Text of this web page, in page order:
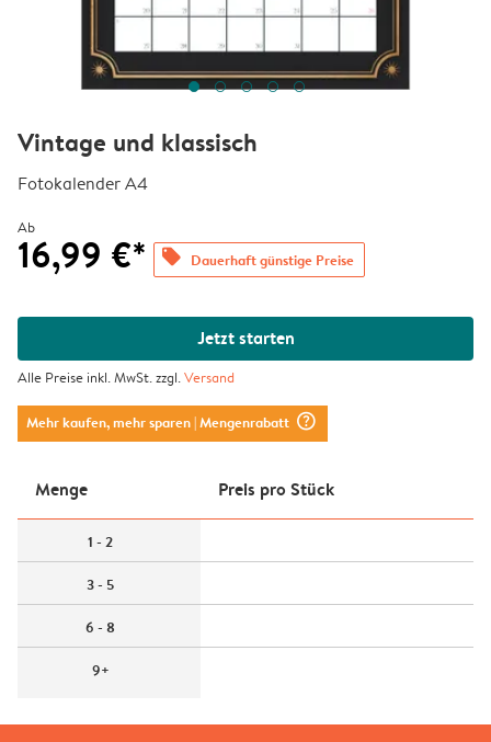
Vintage und klassisch
Fotokalender A4
Ab
16,99 €* offers Dauerhaft günstige Preise
Jetzt starten
Alle Preise inkl. MwSt. zzgl.Versand
Mehr kaufen, mehr sparen| Mengenrabatt question_mark_circle
Menge Preis pro Stück
1 - 2
3 - 5
6 - 8
9+